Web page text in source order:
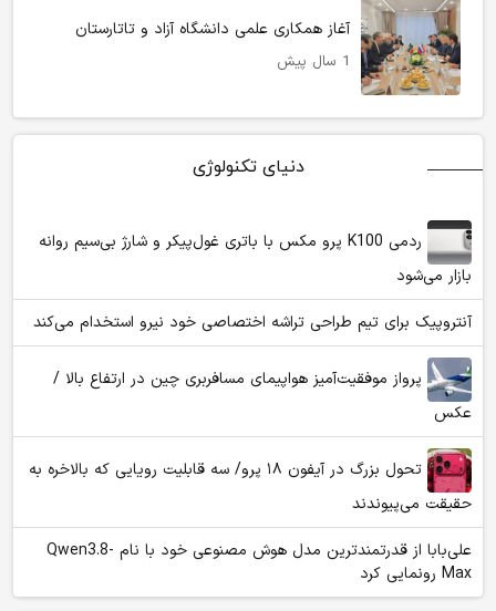
آغاز همکاری علمی دانشگاه آزاد و تاتارستان
1 سال پیش
دنیای تکنولوژی
ردمی K100 پرو مکس با باتری غول‌پیکر و شارژ بی‌سیم روانه
بازار می‌شود
آنتروپیک برای تیم طراحی تراشه اختصاصی خود نیرو استخدام می‌کند
پرواز موفقیت‌آمیز هواپیمای مسافربری چین در ارتفاع بالا /
عکس
تحول بزرگ در آیفون ۱۸ پرو/ سه قابلیت رویایی که بالاخره به
حقیقت می‌پیوندند
علی‌بابا از قدرتمندترین مدل هوش مصنوعی خود با نام Qwen3.8-
Max رونمایی کرد